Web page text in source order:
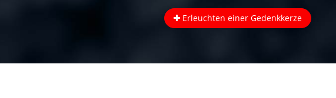
Erleuchten einer Gedenkkerze